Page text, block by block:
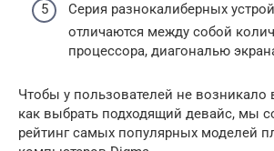
Серия разнокалиберных
отличаются между собой
процессора, диагональю
Чтобы у пользователей не возникало
как выбрать подходящий девайс, мы
рейтинг самых популярных моделей